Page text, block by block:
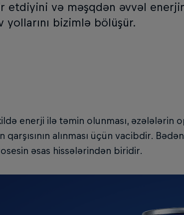
etdiyini və məşqdən əvvəl
yollarını bizimlə bölüşür.
enerji ilə təmin olunması, əzələlərin
alınması üçün vacibdir.
əsas hissələrindən biridir.